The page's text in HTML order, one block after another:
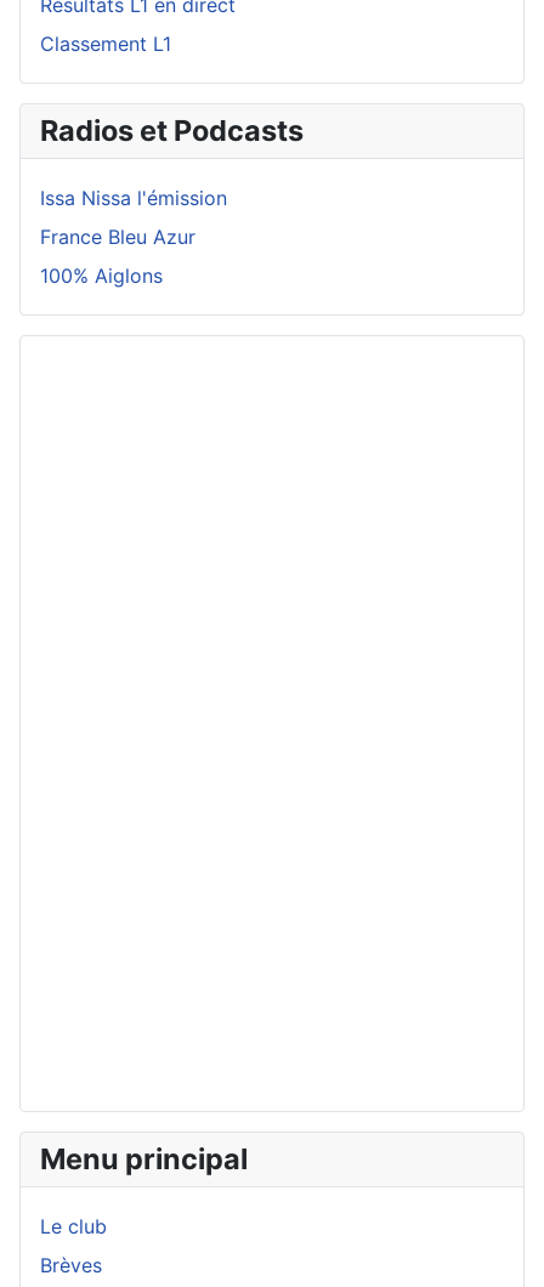
Classement L1
Radios et Podcasts
Issa Nissa l'émission
France Bleu Azur
100% Aiglons
Menu principal
Le club
Brèves